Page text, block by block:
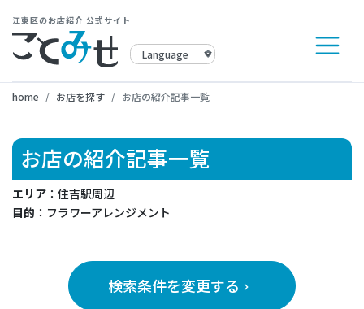
江東区のお店紹介 公式サイト
home お店を探す お店の紹介記事一覧
お店の紹介記事一覧
エリア ：住吉駅周辺
目的 ：フラワーアレンジメント
検索条件を変更する keyboard_arrow_right